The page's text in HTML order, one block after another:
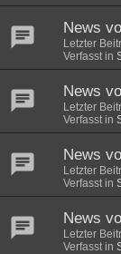
News
Letzter
Verfasst in
News
Letzter
Verfasst in
News
Letzter
Verfasst in
News
Letzter
Verfasst in